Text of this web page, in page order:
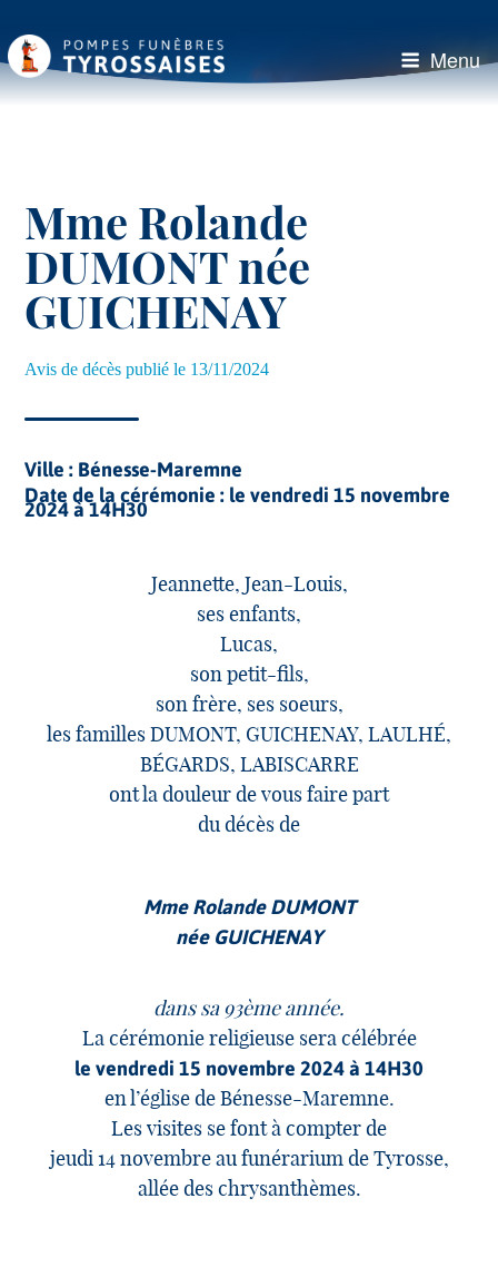
contenu
principal
Menu
Mme Rolande
DUMONT née
GUICHENAY
Avis de décès publié le 13/11/2024
Ville : Bénesse-Maremne
Date de la cérémonie : le vendredi 15 novembre
2024 à 14H30
Jeannette, Jean-Louis,
ses enfants,
Lucas,
son petit-fils,
son frère, ses soeurs,
les familles DUMONT, GUICHENAY, LAULHÉ,
BÉGARDS, LABISCARRE
ont la douleur de vous faire part
du décès de
Mme Rolande DUMONT
née GUICHENAY
dans sa 93ème année.
La cérémonie religieuse sera célébrée
le vendredi 15 novembre 2024 à 14H30
en l’église de Bénesse-Maremne.
Les visites se font à compter de
jeudi 14 novembre au funérarium de Tyrosse,
allée des chrysanthèmes.